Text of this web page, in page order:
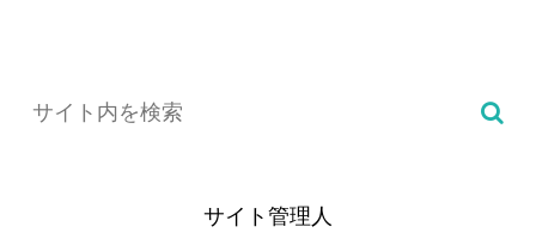
サイト管理人